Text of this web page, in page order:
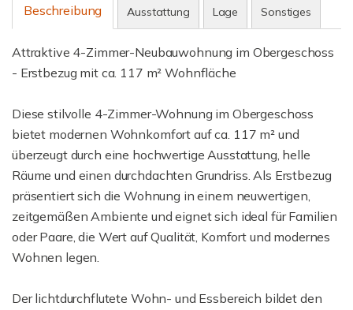
Beschreibung Ausstattung Lage Sonstiges
Attraktive 4-Zimmer-Neubauwohnung im Obergeschoss
- Erstbezug mit ca. 117 m² Wohnfläche
Diese stilvolle 4-Zimmer-Wohnung im Obergeschoss
bietet modernen Wohnkomfort auf ca. 117 m² und
überzeugt durch eine hochwertige Ausstattung, helle
Räume und einen durchdachten Grundriss. Als Erstbezug
präsentiert sich die Wohnung in einem neuwertigen,
zeitgemäßen Ambiente und eignet sich ideal für Familien
oder Paare, die Wert auf Qualität, Komfort und modernes
Wohnen legen.
Der lichtdurchflutete Wohn- und Essbereich bildet den